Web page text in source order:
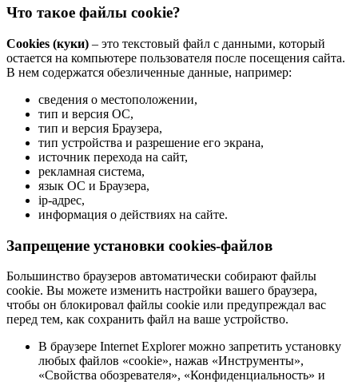
Что такое файлы cookie?
Cookies (куки) – это текстовый файл с данными, который
остается на компьютере пользователя после посещения сайта.
В нем содержатся обезличенные данные, например:
сведения о местоположении,
тип и версия ОС,
тип и версия Браузера,
тип устройства и разрешение его экрана,
источник перехода на сайт,
рекламная система,
язык ОС и Браузера,
ip-адрес,
информация о действиях на сайте.
Запрещение установки cookies-файлов
Большинство браузеров автоматически собирают файлы
cookie. Вы можете изменить настройки вашего браузера,
чтобы он блокировал файлы cookie или предупреждал вас
перед тем, как сохранить файл на ваше устройство.
В браузере Internet Explorer можно запретить установку
любых файлов «cookie», нажав «Инструменты»,
«Свойства обозревателя», «Конфиденциальность» и